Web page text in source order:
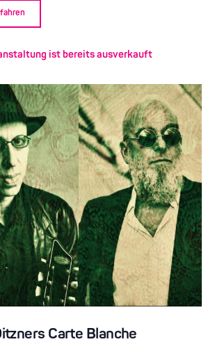
ist bereits ausverkauft
Carte Blanche